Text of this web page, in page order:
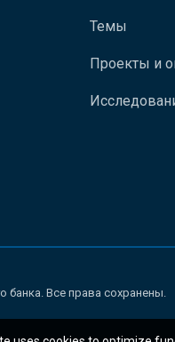
Темы
Проекты и
банка. Все права сохранены.